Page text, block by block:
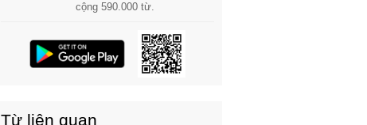
cộng 590.000 từ.
Từ liên quan